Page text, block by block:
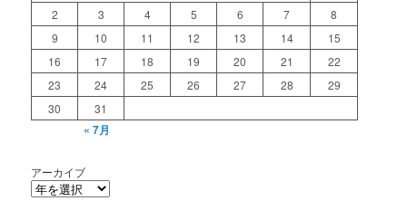
2
3 4 5 6 7
8
9
10 11 12 13 14
15
16
17 18 19 20 21
22
23
24 25 26 27 28
29
30
31
« 7月
アーカイブ